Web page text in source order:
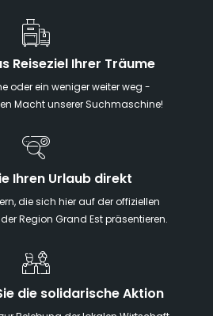
Reiseziel Ihrer Träume
oder ein weniger weiter weg -
Macht unserer Suchmaschine!
Ihren Urlaub direkt
die sich hier auf der offiziellen
Region Grand Est präsentieren.
die solidarische Aktion